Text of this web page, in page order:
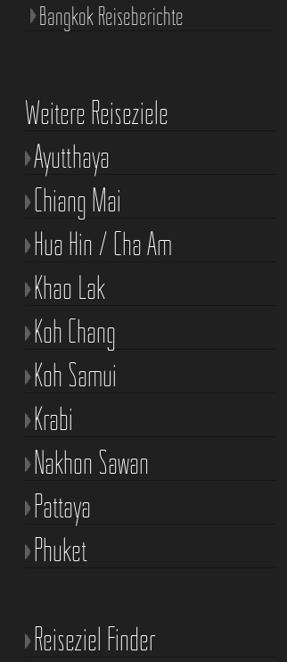
Bangkok Reiseberichte
Weitere Reiseziele
Ayutthaya
Chiang Mai
Hua Hin / Cha Am
Khao Lak
Koh Chang
Koh Samui
Krabi
Nakhon Sawan
Pattaya
Phuket
Reiseziel Finder